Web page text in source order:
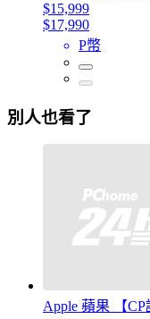
$15,999
$17,990
P幣
別人也看了
Apple 蘋果 【CP